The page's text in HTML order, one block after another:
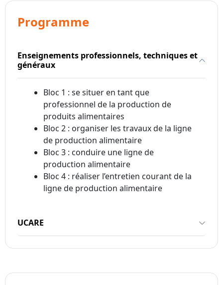
Programme
Enseignements professionnels, techniques et
généraux
Bloc 1 : se situer en tant que
professionnel de la production de
produits alimentaires
Bloc 2 : organiser les travaux de la ligne
de production alimentaire
Bloc 3 : conduire une ligne de
production alimentaire
Bloc 4 : réaliser l’entretien courant de la
ligne de production alimentaire
UCARE